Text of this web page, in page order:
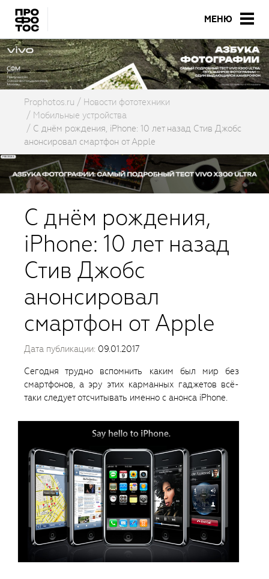
МЕНЮ
Prophotos.ru
Новости фототехники
Мобильные устройства
С днём рождения, iPhone: 10 лет назад Стив Джобс
анонсировал смартфон от Apple
С днём рождения,
iPhone: 10 лет назад
Стив Джобс
анонсировал
смартфон от Apple
Дата публикации: 09.01.2017
Сегодня трудно вспомнить каким был мир без
смартфонов, а эру этих карманных гаджетов всё-
таки следует отсчитывать именно с анонса iPhone.